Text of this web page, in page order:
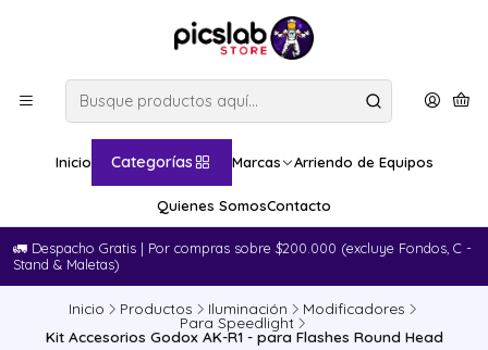
Inicio Categorías Marcas Arriendo de Equipos
Quienes SomosContacto
🚛​ Despacho Gratis | Por compras sobre $200.000 (excluye Fondos, C -
Stand & Maletas)
Inicio Productos Iluminación Modificadores
Para Speedlight
Kit Accesorios Godox AK-R1 - para Flashes Round Head